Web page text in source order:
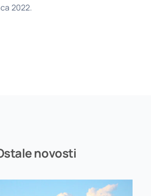
2022.
novosti